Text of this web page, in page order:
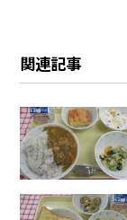
関連記事